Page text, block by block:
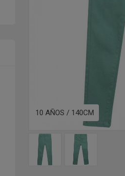
10 AÑOS / 140CM